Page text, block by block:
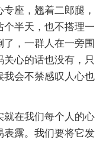
座，翘着二郎腿，
半天，也不搭理一
，一群人在一旁围
心的话也没有，只
我会不禁感叹人心也
就在我们每个人的心
表露。我们要将它发